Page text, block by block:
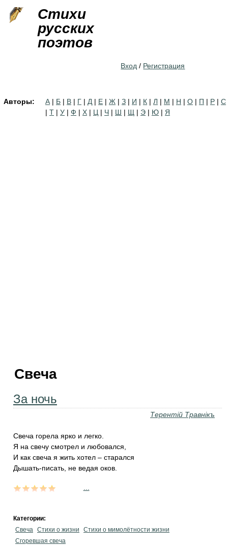
Стихи
русских
поэтов
Вход / Регистрация
Авторы: А | Б | В | Г | Д | Е | Ж | З | И | К | Л | М | Н | О | П | Р | С
| Т | У | Ф | Х | Ц | Ч | Ш | Щ | Э | Ю | Я
Свеча
За ночь
Терентiй Травнiкъ
Свеча горела ярко и легко.
Я на свечу смотрел и любовался,
И как свеча я жить хотел – старался
Дышать-писать, не ведая оков.
Категории:
Свеча Стихи о жизни
Стихи о мимолётности жизни
Сгоревшая свеча